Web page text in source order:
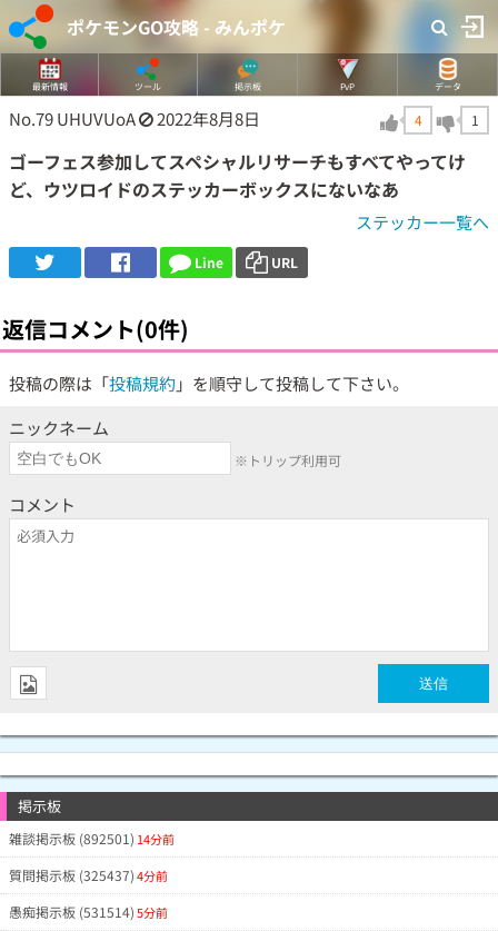
ポケモンGO攻略 - みんポケ
最新情報 ツール 掲示板 PvP データ
No.79UHUVUoA 2022年8月8日 4 1
ゴーフェス参加してスペシャルリサーチもすべてやってけ
ど、ウツロイドのステッカーボックスにないなあ
ステッカー一覧へ
Line URL
返信コメント(0件)
投稿の際は「投稿規約 」を順守して投稿して下さい。
ニックネーム
※トリップ利用可
コメント
掲示板
雑談掲示板 (892501) 14分前
質問掲示板 (325437)4分前
愚痴掲示板 (531514)5分前